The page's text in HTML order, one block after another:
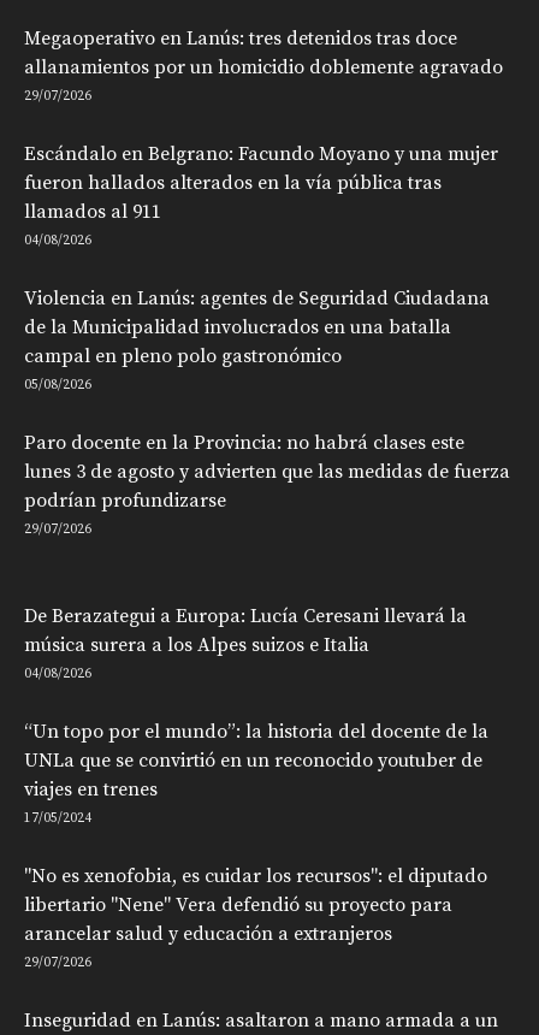
Megaoperativo en Lanús: tres detenidos tras doce
allanamientos por un homicidio doblemente agravado
29/07/2026
Escándalo en Belgrano: Facundo Moyano y una mujer
fueron hallados alterados en la vía pública tras
llamados al 911
04/08/2026
Violencia en Lanús: agentes de Seguridad Ciudadana
de la Municipalidad involucrados en una batalla
campal en pleno polo gastronómico
05/08/2026
Paro docente en la Provincia: no habrá clases este
lunes 3 de agosto y advierten que las medidas de fuerza
podrían profundizarse
29/07/2026
De Berazategui a Europa: Lucía Ceresani llevará la
música surera a los Alpes suizos e Italia
04/08/2026
“Un topo por el mundo”: la historia del docente de la
UNLa que se convirtió en un reconocido youtuber de
viajes en trenes
17/05/2024
"No es xenofobia, es cuidar los recursos": el diputado
libertario "Nene" Vera defendió su proyecto para
arancelar salud y educación a extranjeros
29/07/2026
Inseguridad en Lanús: asaltaron a mano armada a un